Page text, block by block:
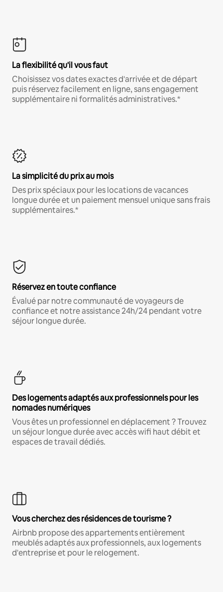
La flexibilité qu'il vous faut
Choisissez vos dates exactes d'arrivée et de départ
puis réservez facilement en ligne, sans engagement
supplémentaire ni formalités administratives.*
La simplicité du prix au mois
Des prix spéciaux pour les locations de vacances
longue durée et un paiement mensuel unique sans frais
supplémentaires.*
Réservez en toute confiance
Évalué par notre communauté de voyageurs de
confiance et notre assistance 24h/24 pendant votre
séjour longue durée.
Des logements adaptés aux professionnels pour les
nomades numériques
Vous êtes un professionnel en déplacement ? Trouvez
un séjour longue durée avec accès wifi haut débit et
espaces de travail dédiés.
Vous cherchez des résidences de tourisme ?
Airbnb propose des appartements entièrement
meublés adaptés aux professionnels, aux logements
d'entreprise et pour le relogement.